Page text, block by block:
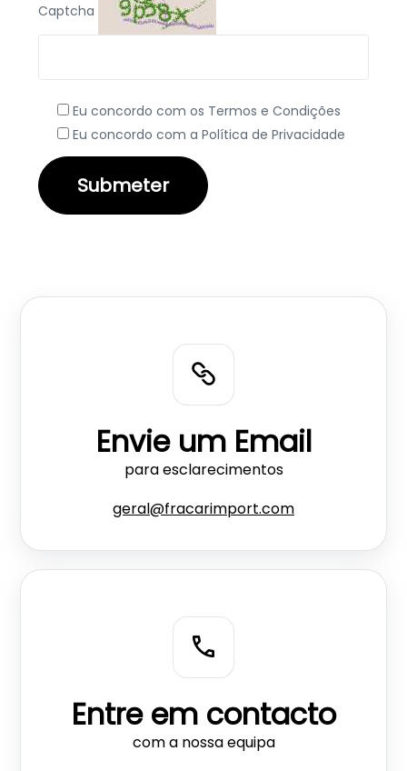
Captcha
Eu concordo com os Termos e Condições
Eu concordo com a Política de Privacidade
Submeter
Envie um Email
para esclarecimentos
geral@fracarimport.com
Entre em contacto
com a nossa equipa